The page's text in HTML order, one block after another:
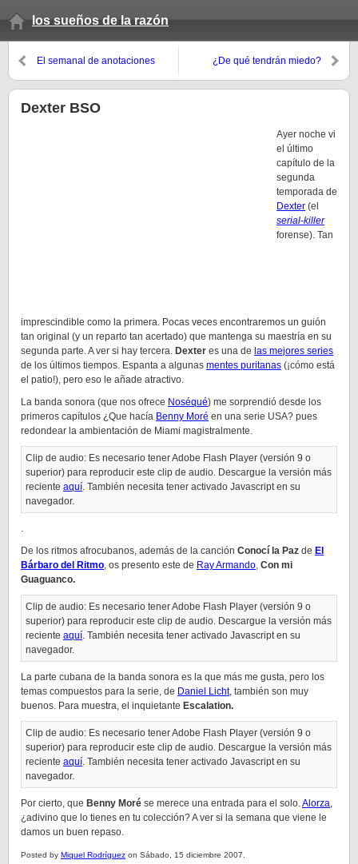
los sueños de la razón
El semanal de anotaciones
¿De qué tendrán miedo?
Dexter BSO
Ayer noche vi
el último
capítulo de la
segunda
temporada de
Dexter (el
serial-killer
forense). Tan
imprescindible como la primera. Pocas veces encontraremos un guión
tan original (y un reparto tan acertado) que mantenga su maestría en su
segunda parte. A ver si hay tercera. Dexter es una de las mejores series
de los últimos tiempos. Espanta a algunas mentes puritanas (¡cómo está
el patio!), pero eso le añade atractivo.
La banda sonora (que nos ofrece Noséqué) me sorprendió desde los
primeros capítulos ¿Que hacía Benny Moré en una serie USA? pues
redondear la ambientación de Miami magistralmente.
Clip de audio: Es necesario tener Adobe Flash Player (versión 9 o
superior) para reproducir este clip de audio. Descargue la versión más
reciente aquí. También necesita tener activado Javascript en su
navegador.
.
De los ritmos afrocubanos, además de la canción Conocí la Paz de El
Bárbaro del Ritmo, os presento este de Ray Armando, Con mi
Guaguanco.
Clip de audio: Es necesario tener Adobe Flash Player (versión 9 o
superior) para reproducir este clip de audio. Descargue la versión más
reciente aquí. También necesita tener activado Javascript en su
navegador.
La parte cubana de la banda sonora es la que más me gusta, pero los
temas compuestos para la serie, de Daniel Licht, también son muy
buenos. Para muestra, el inquietante Escalation.
Clip de audio: Es necesario tener Adobe Flash Player (versión 9 o
superior) para reproducir este clip de audio. Descargue la versión más
reciente aquí. También necesita tener activado Javascript en su
navegador.
Por cierto, que Benny Moré se merece una entrada para el solo.Alorza,
¿adivino que lo tienes en tu colección? A ver si la semana que viene le
damos un buen repaso.
Posted by Miquel Rodríguez on Sábado, 15 diciembre 2007.